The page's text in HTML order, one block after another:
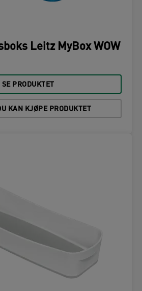
Leitz MyBox WOW
SE PRODUKTET
KAN KJØPE PRODUKTET